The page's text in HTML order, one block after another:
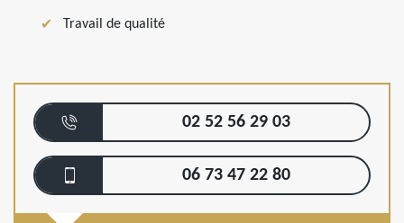
Travail de qualité
02 52 56 29 03
06 73 47 22 80